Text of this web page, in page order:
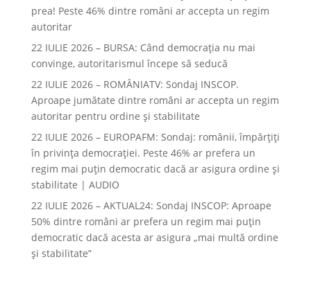
prea! Peste 46% dintre români ar accepta un regim
autoritar
22 IULIE 2026 – BURSA: Când democraţia nu mai
convinge, autoritarismul începe să seducă
22 IULIE 2026 – ROMÂNIATV: Sondaj INSCOP.
Aproape jumătate dintre români ar accepta un regim
autoritar pentru ordine și stabilitate
22 IULIE 2026 – EUROPAFM: Sondaj: românii, împărțiți
în privința democrației. Peste 46% ar prefera un
regim mai puțin democratic dacă ar asigura ordine și
stabilitate | AUDIO
22 IULIE 2026 – AKTUAL24: Sondaj INSCOP: Aproape
50% dintre români ar prefera un regim mai puțin
democratic dacă acesta ar asigura „mai multă ordine
și stabilitate”